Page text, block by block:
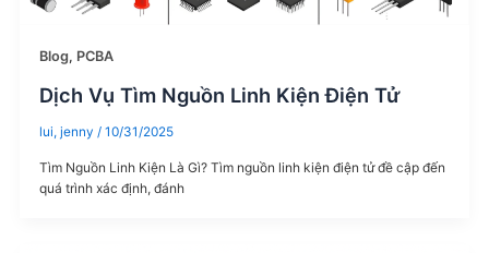
Blog, PCBA
Dịch Vụ Tìm Nguồn Linh Kiện Điện Tử
lui, jenny / 10/31/2025
Tìm Nguồn Linh Kiện Là Gì? Tìm nguồn linh kiện điện tử đề cập đến
quá trình xác định, đánh